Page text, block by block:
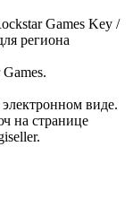
Games Key /
региона
виде.
на странице